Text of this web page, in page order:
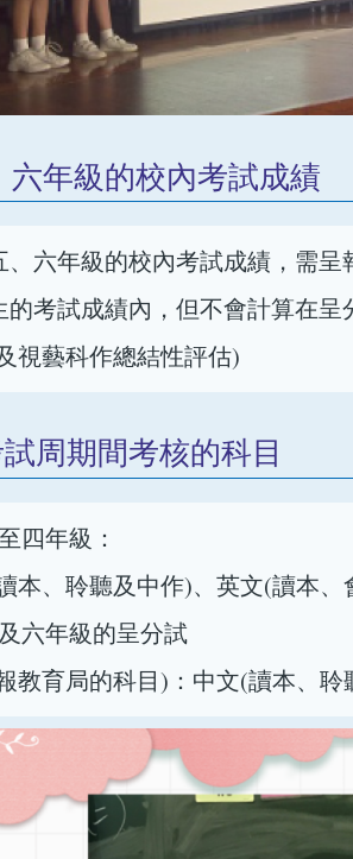
六年級的校內考試成績
、六年級的校內考試成績，需
的考試成績內，但不會計算在呈
視藝科作總結性評估)
周期間考核的科目
四年級：
本、聆聽及中作)、英文(讀本
六年級的呈分試
教育局的科目)：中文(讀本、